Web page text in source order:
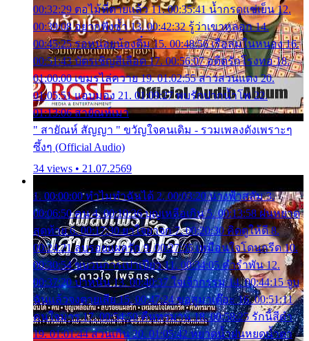
00:32:29 ตอไม้ที่ตายแล้ว 11. 00:35:41 น้ำกรดแช่เย็น 12.
00:39:08 อยากฟังซ้ำ 13. 00:42:32 รู้ว่าเขาหลอก 14.
00:45:25 รอหน่อยน้องติ๋ม 15. 00:48:56 เรือล่มในหนอง 16.
00:51:43 บัตรเชิญสีเลือด 17. 00:56:07 อดีตรักโรงทอ 18.
01:00:00 เขมรไล่ควาย 19. 01:02:55 สาวสวนแตง 20.
01:05:51 แอบมอง 21. 01:09:27 พบรักปากน้ำโพ 22.
01:13:06 สายัณห์เมา
" สายัณห์ สัญญา " ขวัญใจคนเดิม - รวมเพลงดังเพราะๆ
ซึ้งๆ (Official Audio)
34 views • 21.07.2569
1. 00:00:00 ทำไมทำฉันได้ 2. 00:03:20 นางฟ้าสลัม 3.
00:06:50 คน 4. 00:10:36 บุญเหลือเกิน 5. 00:13:58 ฝนหยาด
สุดท้าย 6. 00:17:30 ยาใจยาจก 7. 00:20:30 คิดดูให้ดี 8.
00:24:21 ลบรอยแผลรัก 9. 00:27:35 เหมือนใจโดนกรีด 10.
00:30:54 ขบวนการเปาเปียว 11. 00:34:05 คำรำพัน 12.
00:37:20 ปาหนัน 13. 00:40:37 ใจเจ้ากรรม 14. 00:44:15 จูบ
ฉันแล้วจงตายเสีย 15. 00:47:24 ขอสูมาเต๊อะ 16. 00:51:11
คนใจมาร 17. 00:54:50 คืนทรมาน 18. 00:58:25 รักนี้สีดำ
19. 01:01:44 ส่วนเกิน 20. 01:05:42 หยาดน้ำฝนหยดน้ำตา